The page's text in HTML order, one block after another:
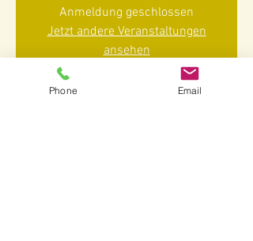
Anmeldung geschlossen
Jetzt andere Veranstaltungen
ansehen
Phone Email